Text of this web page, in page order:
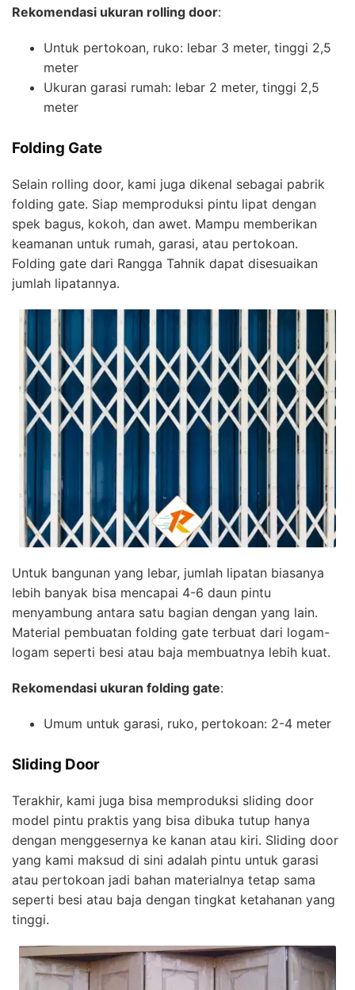
Rekomendasi ukuran rolling door:
Untuk pertokoan, ruko: lebar 3 meter, tinggi 2,5
meter
Ukuran garasi rumah: lebar 2 meter, tinggi 2,5
meter
Folding Gate
Selain rolling door, kami juga dikenal sebagai pabrik
folding gate. Siap memproduksi pintu lipat dengan
spek bagus, kokoh, dan awet. Mampu memberikan
keamanan untuk rumah, garasi, atau pertokoan.
Folding gate dari Rangga Tahnik dapat disesuaikan
jumlah lipatannya.
Untuk bangunan yang lebar, jumlah lipatan biasanya
lebih banyak bisa mencapai 4-6 daun pintu
menyambung antara satu bagian dengan yang lain.
Material pembuatan folding gate terbuat dari logam-
logam seperti besi atau baja membuatnya lebih kuat.
Rekomendasi ukuran folding gate:
Umum untuk garasi, ruko, pertokoan: 2-4 meter
Sliding Door
Terakhir, kami juga bisa memproduksi sliding door
model pintu praktis yang bisa dibuka tutup hanya
dengan menggesernya ke kanan atau kiri. Sliding door
yang kami maksud di sini adalah pintu untuk garasi
atau pertokoan jadi bahan materialnya tetap sama
seperti besi atau baja dengan tingkat ketahanan yang
tinggi.